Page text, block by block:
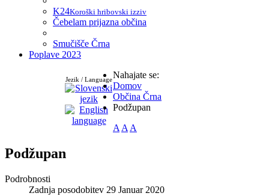
K24Koroški hribovski izziv
Čebelam prijazna občina
Smučišče Črna
Poplave 2023
Jezik / LanguageNahajate se:
Domov
Občina Črna
Podžupan
AAA
Podžupan
Podrobnosti
Zadnja posodobitev 29 Januar 2020